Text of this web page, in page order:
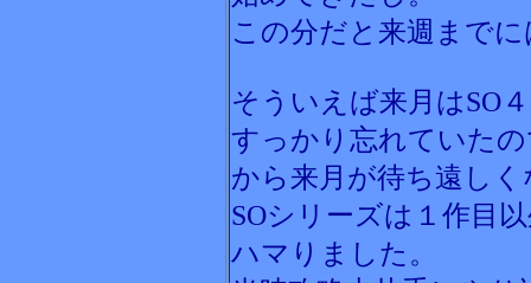
この分だと来週まで
そういえば来月はSO
すっかり忘れていた
から来月が待ち遠し
SOシリーズは１作目
ハマりました。